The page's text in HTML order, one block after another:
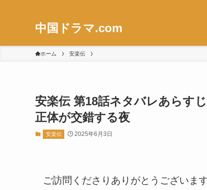
中国ドラマ.com
ホーム 安楽伝
安楽伝 第18話ネタバレあらす
正体が交錯する夜
安楽伝 2025年6月3日
ご訪問くださりありがとうございます